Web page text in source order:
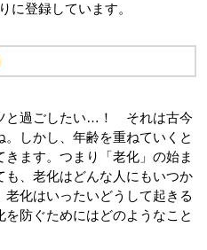
に登録しています。
と過ごしたい…！ それは古今
しかし、年齢を重ねていくと
ます。つまり「老化」の始ま
も、老化はどんな人にもいつか
化はいったいどうして起きる
防ぐためにはどのようなこと